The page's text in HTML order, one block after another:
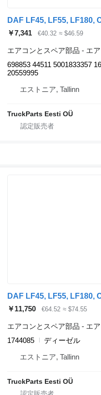
￥7,341 €40.32 ≈ $46.59
エアコンとスペア部品 - エ
698853 44511 5001833357
20559995
エストニア, Tallinn
TruckParts Eesti OÜ
￥11,750 €64.52 ≈ $74.55
エアコンとスペア部品 - エ
1744085
ディーゼル
エストニア, Tallinn
TruckParts Eesti OÜ